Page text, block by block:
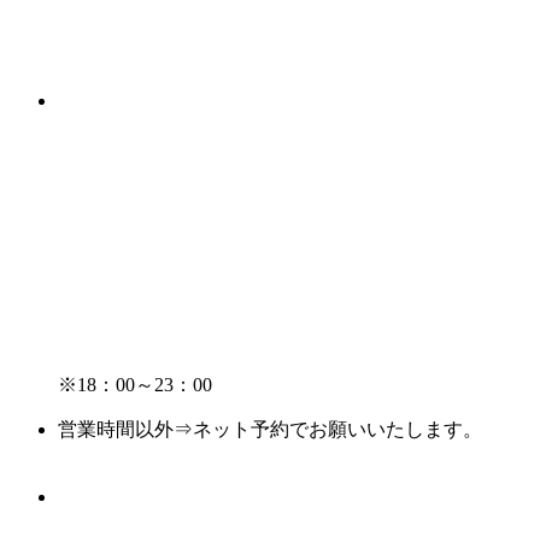
※18：00～23：00
営業時間以外⇒ネット予約でお願いいたします。